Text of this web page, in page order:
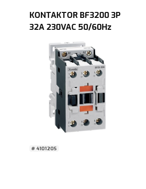
KONTAKTOR BF3200 3P
32A 230VAC 50/60Hz
# 4101205